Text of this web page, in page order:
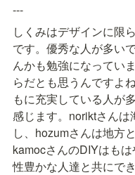
---
しくみはデザインに限
です。優秀な人が多い
んかも勉強になってい
らだとも思うんですよ
もに充実している人が
感じます。noriktさん
し、hozumさんは地方
kamocさんのDIYはも
性豊かな人達と共にで